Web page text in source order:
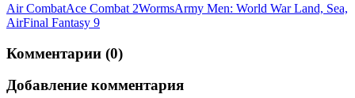
Air CombatAce Combat 2WormsArmy Men: World War Land, Sea,
AirFinal Fantasy 9
Комментарии (0)
Добавление комментария